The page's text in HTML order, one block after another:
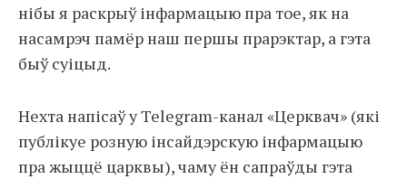
нібы я раскрыў інфармацыю пра тое, як на
насамрэч памёр наш першы прарэктар, а гэта
быў суіцыд.
Нехта напісаў у Telegram-канал «Церквач» (які
публікуе розную інсайдэрскую інфармацыю
пра жыццё царквы), чаму ён сапраўды гэта